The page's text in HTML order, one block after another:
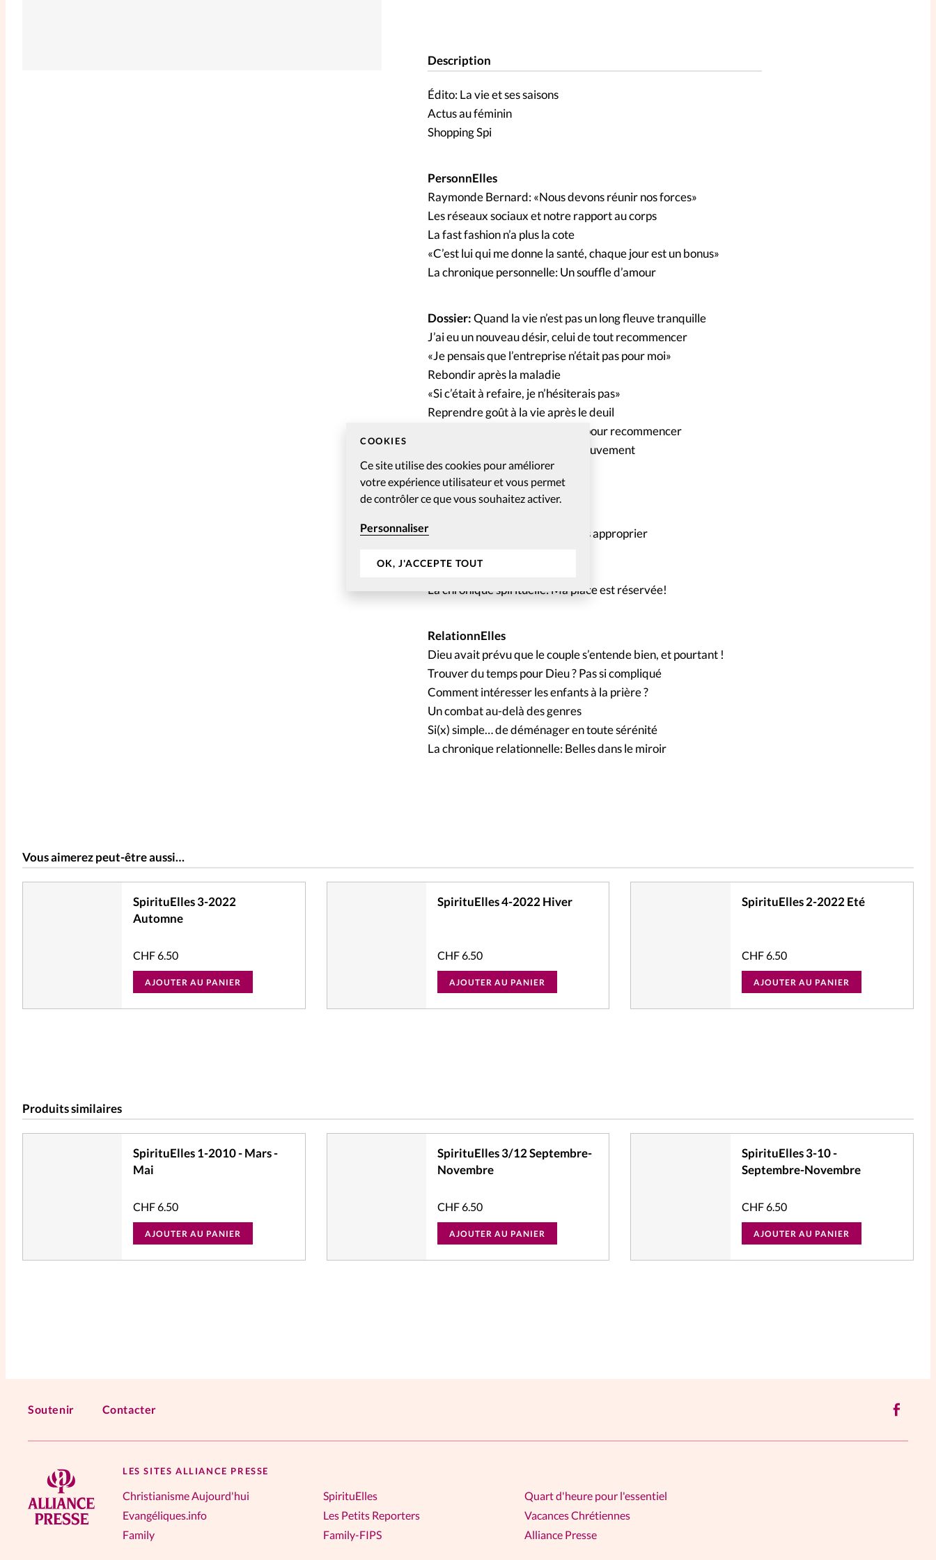
COOKIES
Ce site utilise des cookies pour améliorer
votre expérience utilisateur et vous permet
de contrôler ce que vous souhaitez activer.
Personnaliser
OK, J'ACCEPTE TOUT
Description
Édito: La vie et ses saisons
Actus au féminin
Shopping Spi
PersonnElles
Raymonde Bernard: «Nous devons réunir nos forces»
Les réseaux sociaux et notre rapport au corps
La fast fashion n’a plus la cote
«C’est lui qui me donne la santé, chaque jour est un bonus»
La chronique personnelle: Un souffle d’amour
Dossier:Quand la vie n’est pas un long fleuve tranquille
J’ai eu un nouveau désir, celui de tout recommencer
«Je pensais que l’entreprise n’était pas pour moi»
Rebondir après la maladie
«Si c’était à refaire, je n’hésiterais pas»
Reprendre goût à la vie après le deuil
Déménager, une bonne excuse pour recommencer
La Bible est une invitation au mouvement
SpirituElles
Réécrire les Psaumes pour se les approprier
Jeanne, disciple de Jésus
La chronique spirituelle: Ma place est réservée!
RelationnElles
Dieu avait prévu que le couple s’entende bien, et pourtant !
Trouver du temps pour Dieu ? Pas si compliqué
Comment intéresser les enfants à la prière ?
Un combat au-delà des genres
Si(x) simple… de déménager en toute sérénité
La chronique relationnelle: Belles dans le miroir
Vous aimerez peut-être aussi…
SpirituElles 3-2022
Automne
CHF6.50
AJOUTER AU PANIER
SpirituElles 4-2022 Hiver
CHF6.50
AJOUTER AU PANIER
SpirituElles 2-2022 Eté
CHF6.50
AJOUTER AU PANIER
Produits similaires
SpirituElles 1-2010 - Mars -
Mai
CHF6.50
AJOUTER AU PANIER
SpirituElles 3/12 Septembre-
Novembre
CHF6.50
AJOUTER AU PANIER
SpirituElles 3-10 -
Septembre-Novembre
CHF6.50
AJOUTER AU PANIER
Soutenir Contacter
LES SITES ALLIANCE PRESSE
Christianisme Aujourd'hui
Evangéliques.info
Family
SpirituElles
Les Petits Reporters
Family-FIPS
Quart d'heure pour l'essentiel
Vacances Chrétiennes
Alliance Presse